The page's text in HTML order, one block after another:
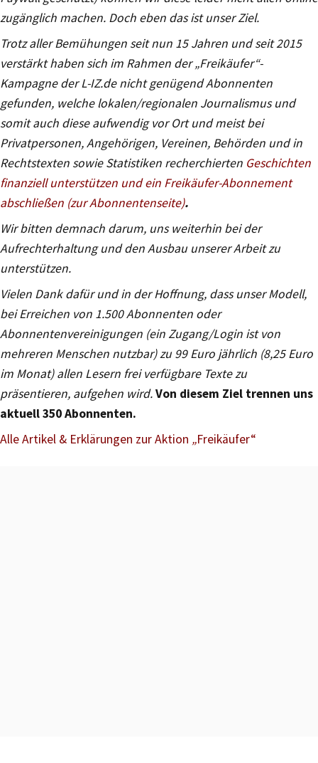
zugänglich machen. Doch eben das ist unser Ziel.
Trotz aller Bemühungen seit nun 15 Jahren und seit 2015
verstärkt haben sich im Rahmen der „Freikäufer“-
Kampagne der L-IZ.de nicht genügend Abonnenten
gefunden, welche lokalen/regionalen Journalismus und
somit auch diese aufwendig vor Ort und meist bei
Privatpersonen, Angehörigen, Vereinen, Behörden und in
Rechtstexten sowie Statistiken recherchierten Geschichten
finanziell unterstützen und ein Freikäufer-Abonnement
abschließen (zur Abonnentenseite).
Wir bitten demnach darum, uns weiterhin bei der
Aufrechterhaltung und den Ausbau unserer Arbeit zu
unterstützen.
Vielen Dank dafür und in der Hoffnung, dass unser Modell,
bei Erreichen von 1.500 Abonnenten oder
Abonnentenvereinigungen (ein Zugang/Login ist von
mehreren Menschen nutzbar) zu 99 Euro jährlich (8,25 Euro
im Monat) allen Lesern frei verfügbare Texte zu
präsentieren, aufgehen wird.Von diesem Ziel trennen uns
aktuell 350 Abonnenten.
Alle Artikel & Erklärungen zur Aktion „Freikäufer“